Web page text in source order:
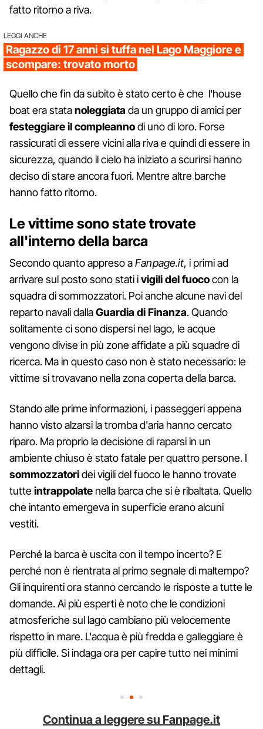
fatto ritorno a riva.
LEGGI ANCHE
Ragazzo di 17 anni si tuffa nel Lago Maggiore e
scompare: trovato morto
Quello che fin da subito è stato certo è che l'house
boat era statanoleggiatada un gruppo di amici per
festeggiare il compleannodi uno di loro. Forse
rassicurati di essere vicini alla riva e quindi di essere in
sicurezza, quando il cielo ha iniziato a scurirsi hanno
deciso di stare ancora fuori. Mentre altre barche
hanno fatto ritorno.
Le vittime sono state trovate
all'interno della barca
Secondo quanto appreso aFanpage.it, i primi ad
arrivare sul posto sono stati ivigili del fuococon la
squadra di sommozzatori. Poi anche alcune navi del
reparto navali dallaGuardia di Finanza. Quando
solitamente ci sono dispersi nel lago, le acque
vengono divise in più zone affidate a più squadre di
ricerca. Ma in questo caso non è stato necessario: le
vittime si trovavano nella zona coperta della barca.
Stando alle prime informazioni, i passeggeri appena
hanno visto alzarsi la tromba d'aria hanno cercato
riparo. Ma proprio la decisione di raparsi in un
ambiente chiuso è stato fatale per quattro persone. I
sommozzatoridei vigili del fuoco le hanno trovate
tutteintrappolate nella barca che si è ribaltata. Quello
che intanto emergeva in superficie erano alcuni
vestiti.
Perché la barca è uscita con il tempo incerto? E
perché non è rientrata al primo segnale di maltempo?
Gli inquirenti ora stanno cercando le risposte a tutte le
domande. Ai più esperti è noto che le condizioni
atmosferiche sul lago cambiano più velocemente
rispetto in mare. L'acqua è più fredda e galleggiare è
più difficile. Si indaga ora per capire tutto nei minimi
dettagli.
Continua a leggere su Fanpage.it